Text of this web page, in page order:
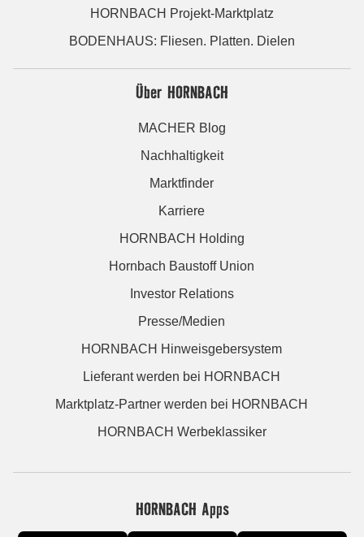
HORNBACH Projekt-Marktplatz
BODENHAUS: Fliesen. Platten. Dielen
Über HORNBACH
MACHER Blog
Nachhaltigkeit
Marktfinder
Karriere
HORNBACH Holding
Hornbach Baustoff Union
Investor Relations
Presse/Medien
HORNBACH Hinweisgebersystem
Lieferant werden bei HORNBACH
Marktplatz-Partner werden bei HORNBACH
HORNBACH Werbeklassiker
HORNBACH Apps